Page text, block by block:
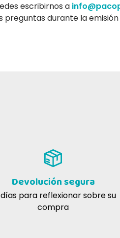
escribirnos a
preguntas durante la
Devolución segura
días para reflexionar sobre su
compra